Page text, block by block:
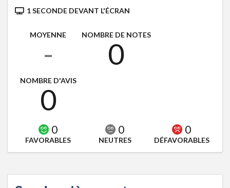
1 SECONDE DEVANT L'ÉCRAN
MOYENNE
-
NOMBRE DE NOTES
0
NOMBRE D'AVIS
0
0
FAVORABLES
0
NEUTRES
0
DÉFAVORABLES